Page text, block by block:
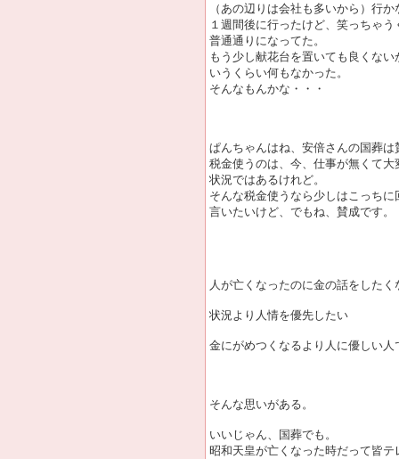
（あの辺りは会社も多いから）行
１週間後に行ったけど、笑っちゃう
普通通りになってた。
もう少し献花台を置いても良くない
いうくらい何もなかった。
そんなもんかな・・・
ぱんちゃんはね、安倍さんの国葬は
税金使うのは、今、仕事が無くて大
状況ではあるけれど。
そんな税金使うなら少しはこっちに
言いたいけど、でもね、賛成です。
人が亡くなったのに金の話をしたく
状況より人情を優先したい
金にがめつくなるより人に優しい人
そんな思いがある。
いいじゃん、国葬でも。
昭和天皇が亡くなった時だって皆テ